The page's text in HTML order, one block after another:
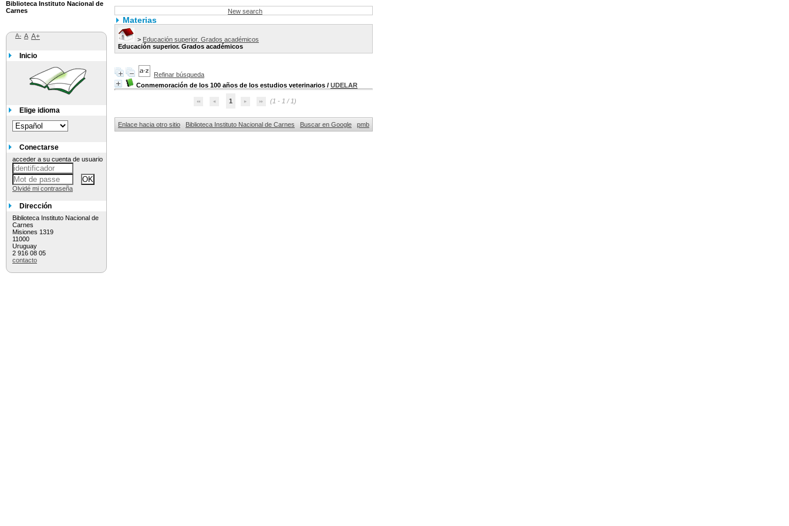
New search
Materias
> Educación superior. Grados académicos
Educación superior. Grados académicos
Refinar búsqueda
Conmemoración de los 100 años de los estudios veterinarios / UDELAR
1 (1 - 1 / 1)
Enlace hacia otro sitio Biblioteca Instituto Nacional de Carnes Buscar en Google pmb
Biblioteca Instituto Nacional de
Carnes
A- A A+
Inicio
Elige idioma
Conectarse
acceder a su cuenta de usuario
Olvidé mi contraseña
Dirección
Biblioteca Instituto Nacional de
Carnes
Misiones 1319
11000
Uruguay
2 916 08 05
contacto